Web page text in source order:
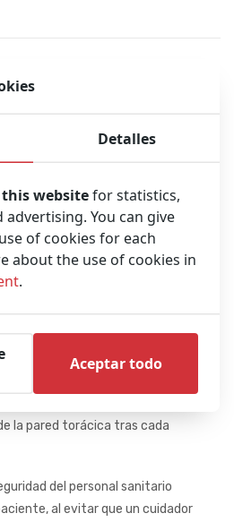
torácica LUCAS son una
torácicas de alta calidad
la reanimación, tanto en el
como en el hospital.
torácicas continuas,
asegurando un RCP
y de uso intuitivo. Proporciona
las guías clínicas, a una
la pared torácica tras cada
del personal sanitario
al evitar que un cuidador
Detalles
this websitefor statistics,
You can give
of cookies for each
about the use of cookies in
.
Aceptar todo